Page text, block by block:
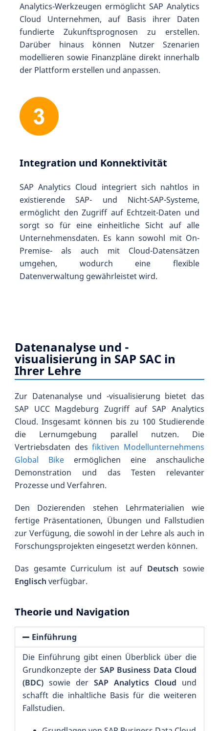
Analytics-Werkzeugen ermöglicht SAP Analytics
Cloud Unternehmen, auf Basis ihrer Daten
fundierte Zukunftsprognosen zu erstellen.
Darüber hinaus können Nutzer Szenarien
modellieren sowie Finanzpläne direkt innerhalb
der Plattform erstellen und anpassen.
Integration und Konnektivität
SAP Analytics Cloud integriert sich nahtlos in
existierende SAP- und Nicht-SAP-Systeme,
ermöglicht den Zugriff auf Echtzeit-Daten und
sorgt so für eine einheitliche Sicht auf alle
Unternehmensdaten. Es kann sowohl mit On-
Premise- als auch mit Cloud-Datensätzen
umgehen, wodurch eine flexible
Datenverwaltung gewährleistet wird.
Datenanalyse und -
visualisierung in SAP SAC in
Ihrer Lehre
Zur Datenanalyse und -visualisierung bietet das
SAP UCC Magdeburg Zugriff auf SAP Analytics
Cloud. Insgesamt können bis zu 100 Studierende
die Lernumgebung parallel nutzen. Die
Vertriebsdaten desfiktiven Modellunternehmens
Global Bike ermöglichen eine anschauliche
Demonstration und das Testen relevanter
Prozesse und Verfahren.
Den Dozierenden stehen Lehrmaterialien wie
fertige Präsentationen, Übungen und Fallstudien
zur Verfügung, die sowohl in der Lehre als auch in
Forschungsprojekten eingesetzt werden können.
Das gesamte Curriculum ist auf Deutsch sowie
Englisch verfügbar.
Theorie und Navigation
Einführung
Die Einführung gibt einen Überblick über die
Grundkonzepte der SAP Business Data Cloud
(BDC) sowie der SAP Analytics Cloud und
schafft die inhaltliche Basis für die weiteren
Fallstudien.